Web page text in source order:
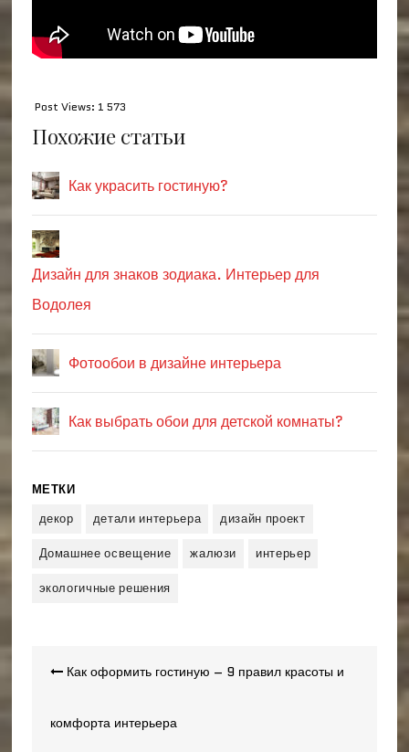
Post Views: 1 573
Похожие статьи
Как украсить гостиную?
Дизайн для знаков зодиака. Интерьер для
Водолея
Фотообои в дизайне интерьера
Как выбрать обои для детской комнаты?
МЕТКИ
декор
детали интерьера
дизайн проект
Домашнее освещение
жалюзи
интерьер
экологичные решения
Навигация
записям
Как оформить гостиную – 9 правил красоты и
комфорта интерьера